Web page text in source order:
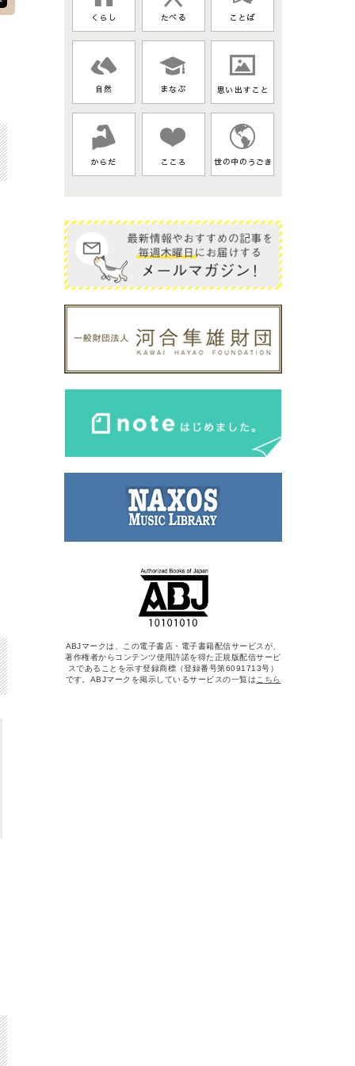
ABJマークは、この電子書店・電子書籍配信サービスが、
著作権者からコンテンツ使用許諾を得た正規版配信サービ
スであることを示す登録商標（登録番号第6091713号）
です。ABJマークを掲示しているサービスの一覧はこちら